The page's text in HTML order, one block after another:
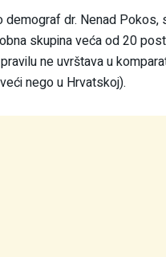
dr. Nenad
skupina veća od 20
ne uvrštava u
nego u Hrvatskoj).